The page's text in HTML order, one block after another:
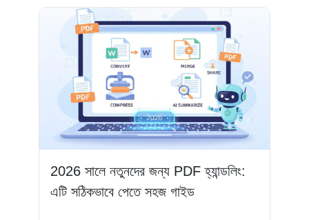
2026 সালে নতুনদের জন্য PDF হ্যান্ডলিং:
এটি সঠিকভাবে পেতে সহজ গাইড